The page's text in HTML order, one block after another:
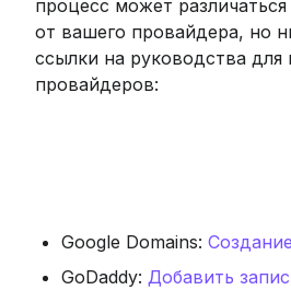
процесс может
от вашего провайдера, но
ссылки на руководства для
провайдеров:
Google Domains:
GoDaddy: Добавить